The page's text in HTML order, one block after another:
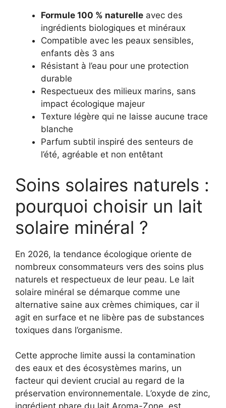
Formule 100 % naturelle avec des
ingrédients biologiques et minéraux
Compatible avec les peaux sensibles,
enfants dès 3 ans
Résistant à l’eau pour une protection
durable
Respectueux des milieux marins, sans
impact écologique majeur
Texture légère qui ne laisse aucune trace
blanche
Parfum subtil inspiré des senteurs de
l’été, agréable et non entêtant
Soins solaires naturels :
pourquoi choisir un lait
solaire minéral ?
En 2026, la tendance écologique oriente de
nombreux consommateurs vers des soins plus
naturels et respectueux de leur peau. Le lait
solaire minéral se démarque comme une
alternative saine aux crèmes chimiques, car il
agit en surface et ne libère pas de substances
toxiques dans l’organisme.
Cette approche limite aussi la contamination
des eaux et des écosystèmes marins, un
facteur qui devient crucial au regard de la
préservation environnementale. L’oxyde de zinc,